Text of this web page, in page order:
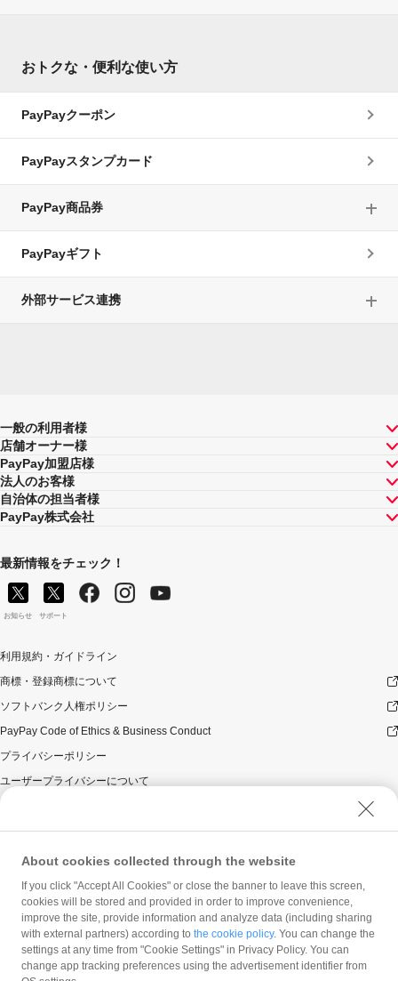
おトクな・便利な使い方
PayPayクーポン
PayPayスタンプカード
PayPay商品券
PayPayギフト
外部サービス連携
一般の利用者様
店舗オーナー様
PayPay加盟店様
法人のお客様
自治体の担当者様
PayPay株式会社
最新情報をチェック！
お知らせ サポート
利用規約・ガイドライン
商標・登録商標について
ソフトバンク人権ポリシー
PayPay Code of Ethics & Business Conduct
プライバシーポリシー
ユーザープライバシーについて
ウェブサイト利用規約
反社会的勢力に対する方針
勧誘方針
マネロン等基本方針
カスタマーハラスメントに関する当社の考え方
About cookies collected through the website
If you click "Accept All Cookies" or close the banner to leave this screen,
cookies will be stored and provided in order to improve convenience,
improve the site, provide information and analyze data (including sharing
with external partners) according to the cookie policy. You can change the
settings at any time from "Cookie Settings" in Privacy Policy. You can
change app tracking preferences using the advertisement identifier from